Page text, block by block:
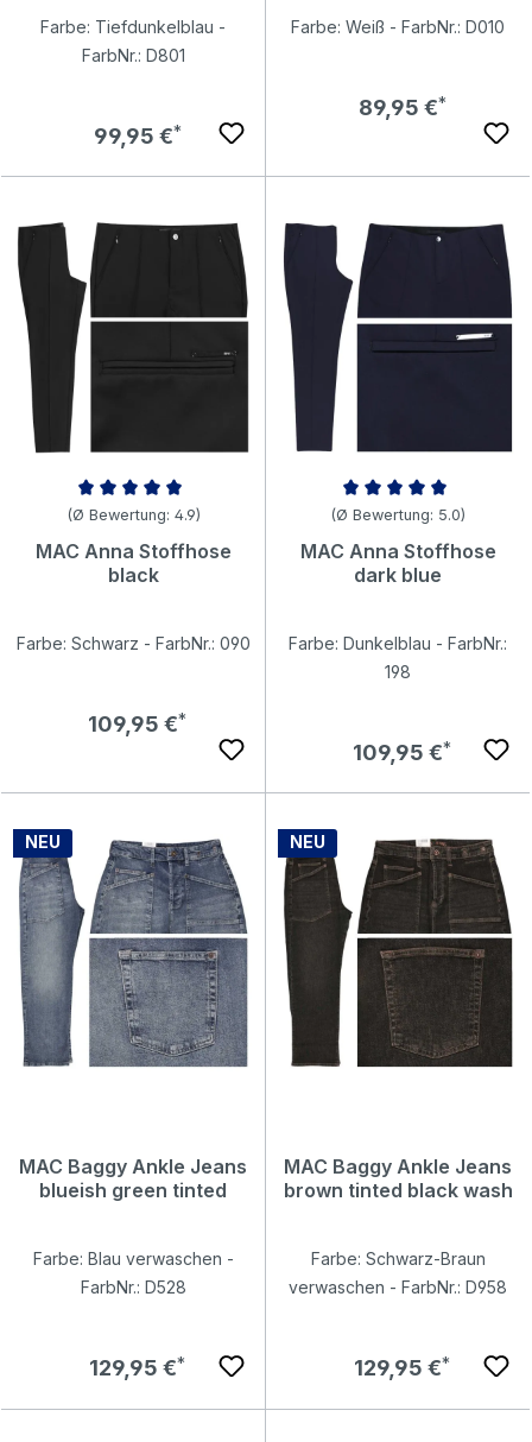
Farbe: Tiefdunkelblau -
FarbNr.: D801
Regulärer Preis:
99,95 €
Farbe: Weiß - FarbNr.: D010
Regulärer Preis:
89,95 €
Durchschnittliche Bewertung von 4.9 von 5 Sternen
(Ø Bewertung: 4.9)
MAC Anna Stoffhose
black
Farbe: Schwarz - FarbNr.: 090
Regulärer Preis:
109,95 €
Durchschnittliche Bewertung
(Ø Bewertung: 5.0)
MAC Anna Stoffhose
dark blue
Farbe: Dunkelblau - FarbNr.:
198
Regulärer Preis:
109,95 €
NEU
MAC Baggy Ankle Jeans
blueish green tinted
Farbe: Blau verwaschen -
FarbNr.: D528
Regulärer Preis:
129,95 €
NEU
MAC Baggy Ankle Jeans
brown tinted black wash
Farbe: Schwarz-Braun
verwaschen - FarbNr.: D958
Regulärer Preis:
129,95 €